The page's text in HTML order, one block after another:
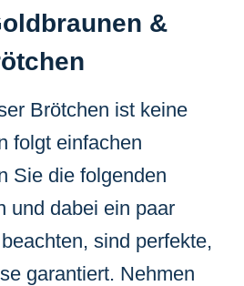
&
Brötchen ist keine
folgt einfachen
Sie die folgenden
und dabei ein paar
sind perfekte,
garantiert. Nehmen